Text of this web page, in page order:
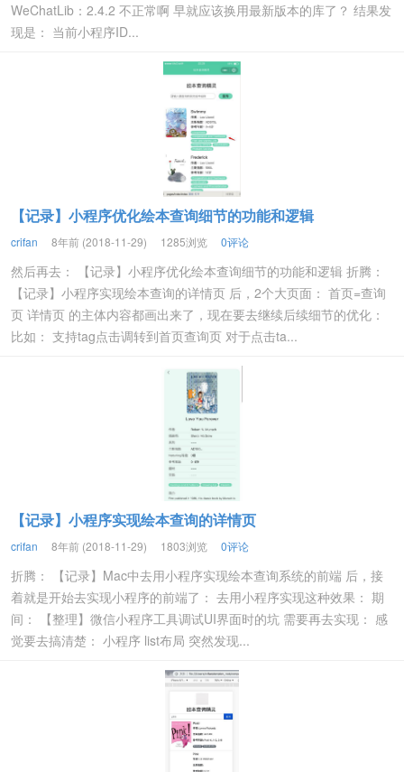
WeChatLib：2.4.2 不正常啊 早就应该换用最新版本的库了？ 结果发
现是： 当前小程序ID...
【记录】小程序优化绘本查询细节的功能和逻辑
crifan 8年前 (2018-11-29) 1285浏览 0评论
然后再去： 【记录】小程序优化绘本查询细节的功能和逻辑 折腾：
【记录】小程序实现绘本查询的详情页 后，2个大页面： 首页=查询
页 详情页 的主体内容都画出来了，现在要去继续后续细节的优化：
比如： 支持tag点击调转到首页查询页 对于点击ta...
【记录】小程序实现绘本查询的详情页
crifan 8年前 (2018-11-29) 1803浏览 0评论
折腾： 【记录】Mac中去用小程序实现绘本查询系统的前端 后，接
着就是开始去实现小程序的前端了： 去用小程序实现这种效果： 期
间： 【整理】微信小程序工具调试UI界面时的坑 需要再去实现： 感
觉要去搞清楚： 小程序 list布局 突然发现...